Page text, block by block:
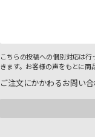
こちらの投稿への個別対応は
きます。お客様の声をもとに商
ご注文にかかわるお問い